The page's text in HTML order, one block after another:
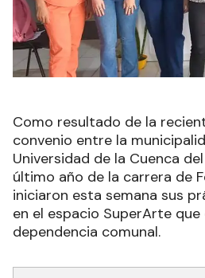
Como resultado de la
convenio entre la
Universidad de la Cuenca
último año de la carrera de
iniciaron esta semana sus
en el espacio SuperArte
dependencia comunal.